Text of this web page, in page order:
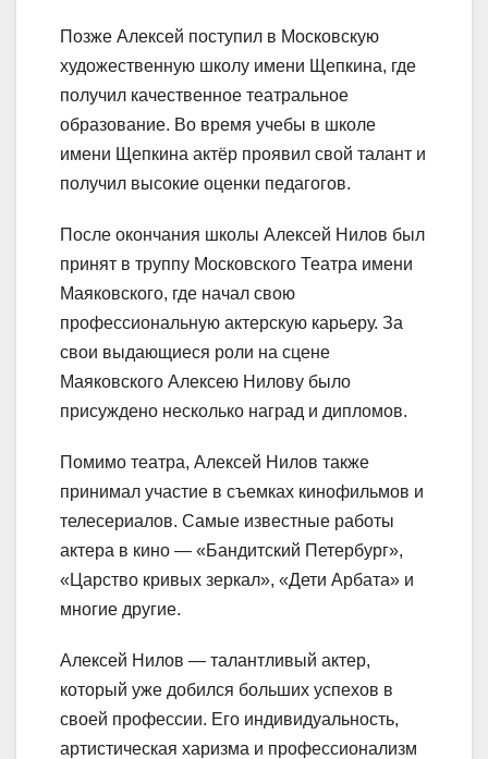
Позже Алексей поступил в Московскую
художественную школу имени Щепкина, где
получил качественное театральное
образование. Во время учебы в школе
имени Щепкина актёр проявил свой талант и
получил высокие оценки педагогов.
После окончания школы Алексей Нилов был
принят в труппу Московского Театра имени
Маяковского, где начал свою
профессиональную актерскую карьеру. За
свои выдающиеся роли на сцене
Маяковского Алексею Нилову было
присуждено несколько наград и дипломов.
Помимо театра, Алексей Нилов также
принимал участие в съемках кинофильмов и
телесериалов. Самые известные работы
актера в кино — «Бандитский Петербург»,
«Царство кривых зеркал», «Дети Арбата» и
многие другие.
Алексей Нилов — талантливый актер,
который уже добился больших успехов в
своей профессии. Его индивидуальность,
артистическая харизма и профессионализм